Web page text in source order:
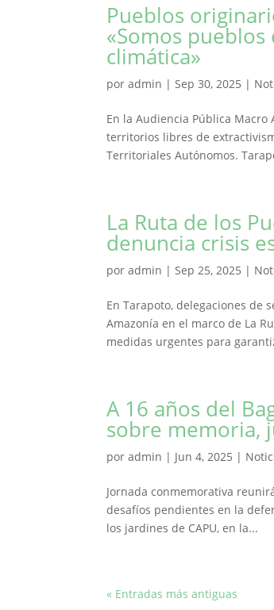
Pueblos
«Somos
climática»
poradmin |Sep 30, 2025 |
En la Audiencia Pública
territorios libres de
Territoriales Autónomos.
La Ruta de los
denuncia crisis
poradmin |Sep 25, 2025 |
En Tarapoto, delegaciones de
Amazonía en el marco de La
medidas urgentes para
A 16 años del
sobre memoria,
poradmin | Jun 4, 2025 |
Jornada conmemorativa
desafíos pendientes en la
los jardines de CAPU, en la...
« Entradas más antiguas